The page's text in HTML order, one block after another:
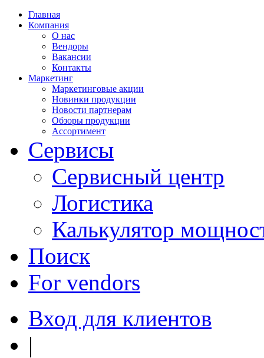
Главная
Компания
О нас
Вендоры
Вакансии
Контакты
Маркетинг
Маркетинговые акции
Новинки продукции
Новости партнерам
Обзоры продукции
Ассортимент
Сервисы
Сервисный центр
Логистика
Калькулятор
Поиск
For vendors
Вход для клиентов
|